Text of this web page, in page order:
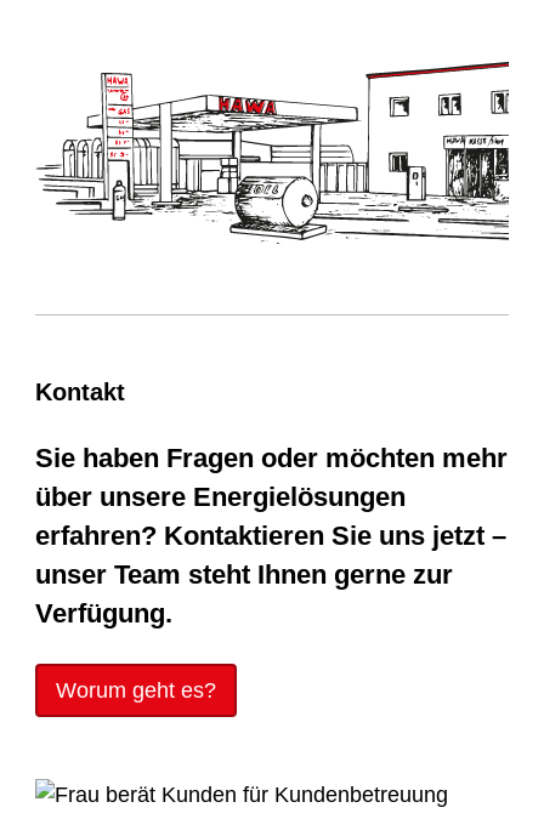
Kontakt
Sie haben Fragen oder möchten mehr
über unsere Energielösungen
erfahren? Kontaktieren Sie uns jetzt –
unser Team steht Ihnen gerne zur
Verfügung.
Worum geht es?